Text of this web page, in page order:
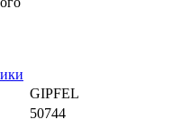
GIPFEL
50744